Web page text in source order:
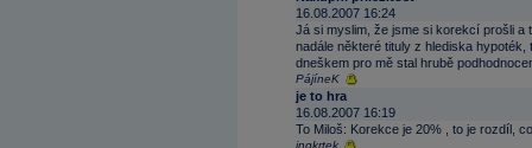
16.08.2007 16:24
Já si myslim, že jsme si korekcí prošli a
nadále některé tituly z hlediska
dneškem pro mě stal hrubě
PájíneK
je to hra
16.08.2007 16:19
To Miloš: Korekce je 20% , to je rozdíl,
ingkrtek